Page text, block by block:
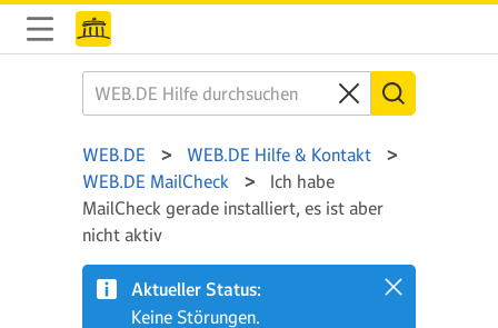
WEB.DE
WEB.DE Hilfe & Kontakt
WEB.DE MailCheck
Ich habe
MailCheck gerade installiert, es ist aber
nicht aktiv
Aktueller Status:
Keine Störungen.